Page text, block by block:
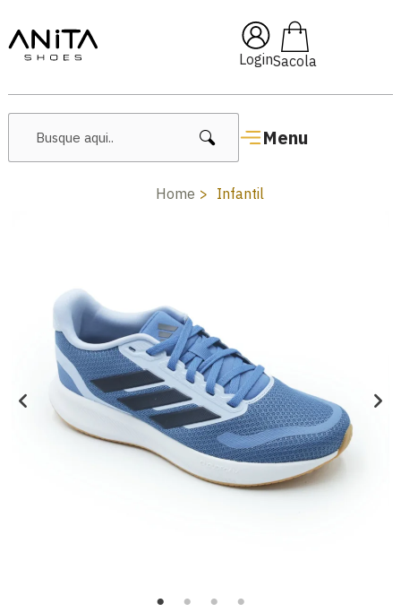
Login
Menu
🔥 Lançamentos Femininos
Home Infantil